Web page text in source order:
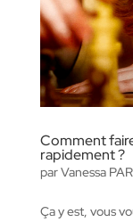
Comment
rapidement ?
parVanessa
Ça y est, vous